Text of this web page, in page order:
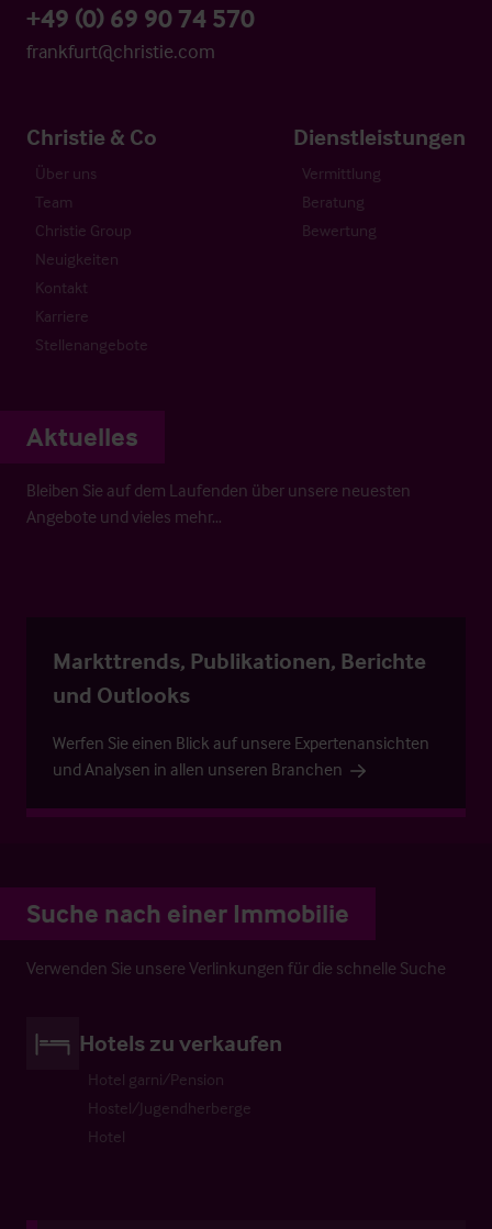
+49 (0) 69 90 74 570
frankfurt@christie.com
Christie & Co
Über uns
Team
Christie Group
Neuigkeiten
Kontakt
Karriere
Stellenangebote
Dienstleistungen
Vermittlung
Beratung
Bewertung
Aktuelles
Bleiben Sie auf dem Laufenden über unsere neuesten
Angebote und vieles mehr…
Markttrends, Publikationen, Berichte
und Outlooks
Werfen Sie einen Blick auf unsere Expertenansichten
und Analysen in allen unseren Branchen
Suche nach einer Immobilie
Verwenden Sie unsere Verlinkungen für die schnelle Suche
Hotels zu verkaufen
Hotel garni/Pension
Hostel/Jugendherberge
Hotel